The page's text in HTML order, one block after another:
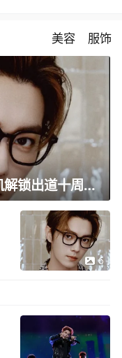
美容 服饰
从复古休闲到先锋正装，许凯解锁出道十周年大片
6